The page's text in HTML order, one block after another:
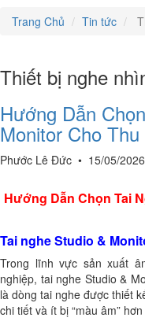
Trang Chủ
Tin tức
Thiết bị nghe
Hướng Dẫn
Monitor Cho
Phước Lê Đức • 15/05/
Hướng Dẫn Chọn Tai
Tai nghe Studio &
Trong lĩnh vực sản xuất
nghiệp, tai nghe Studio &
là dòng tai nghe được thiết
chi tiết và ít bị “màu âm”